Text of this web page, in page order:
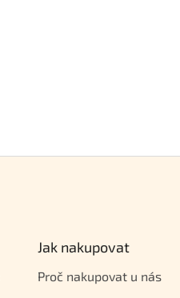
Jak nakupovat
Proč nakupovat u nás